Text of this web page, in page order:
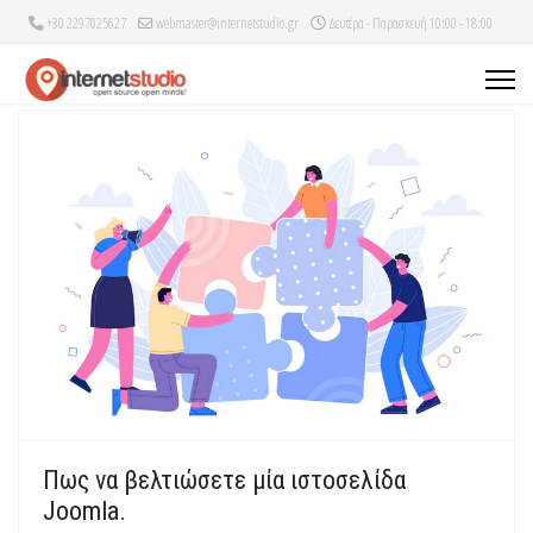
+30 2297025627 webmaster@internetstudio.gr Δευτέρα - Παρασκευή 10:00 - 18:00
Πως να βελτιώσετε μία ιστοσελίδα
Joomla.